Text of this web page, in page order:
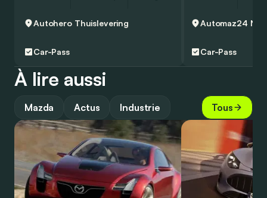
Autohero Thuislevering
Car-Pass Car-Pass
À lire aussi
Mazda Actus Industrie Tous